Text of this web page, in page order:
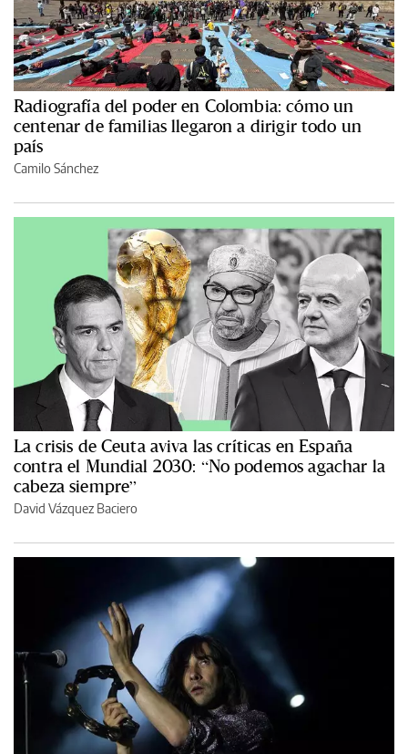
Radiografía del poder en Colombia: cómo un
centenar de familias llegaron a dirigir todo un
país
Camilo Sánchez
La crisis de Ceuta aviva las críticas en España
contra el Mundial 2030: “No podemos agachar la
cabeza siempre”
David Vázquez Baciero